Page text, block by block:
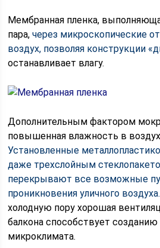
Мембранная пленка,
пара,через микроскопические
воздух, позволяя конструкции
останавливает влагу.
Дополнительным фактором
повышенная влажность в
Установленные
даже трехслойным
перекрывают все возможные
проникновения уличного воздуха.
холодную пору хорошая
балкона способствует созданию
микроклимата.